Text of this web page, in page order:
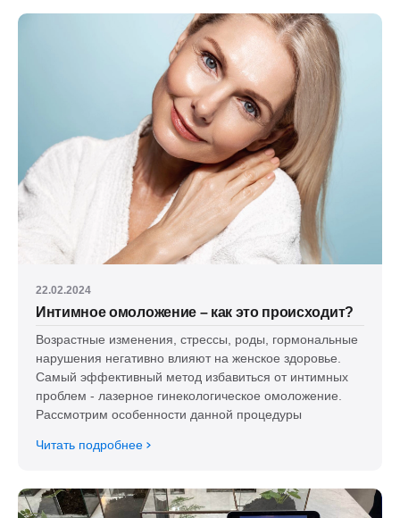
22.02.2024
Интимное омоложение – как это происходит?
Возрастные изменения, стрессы, роды, гормональные
нарушения негативно влияют на женское здоровье.
Самый эффективный метод избавиться от интимных
проблем - лазерное гинекологическое омоложение.
Рассмотрим особенности данной процедуры
Читать подробнее